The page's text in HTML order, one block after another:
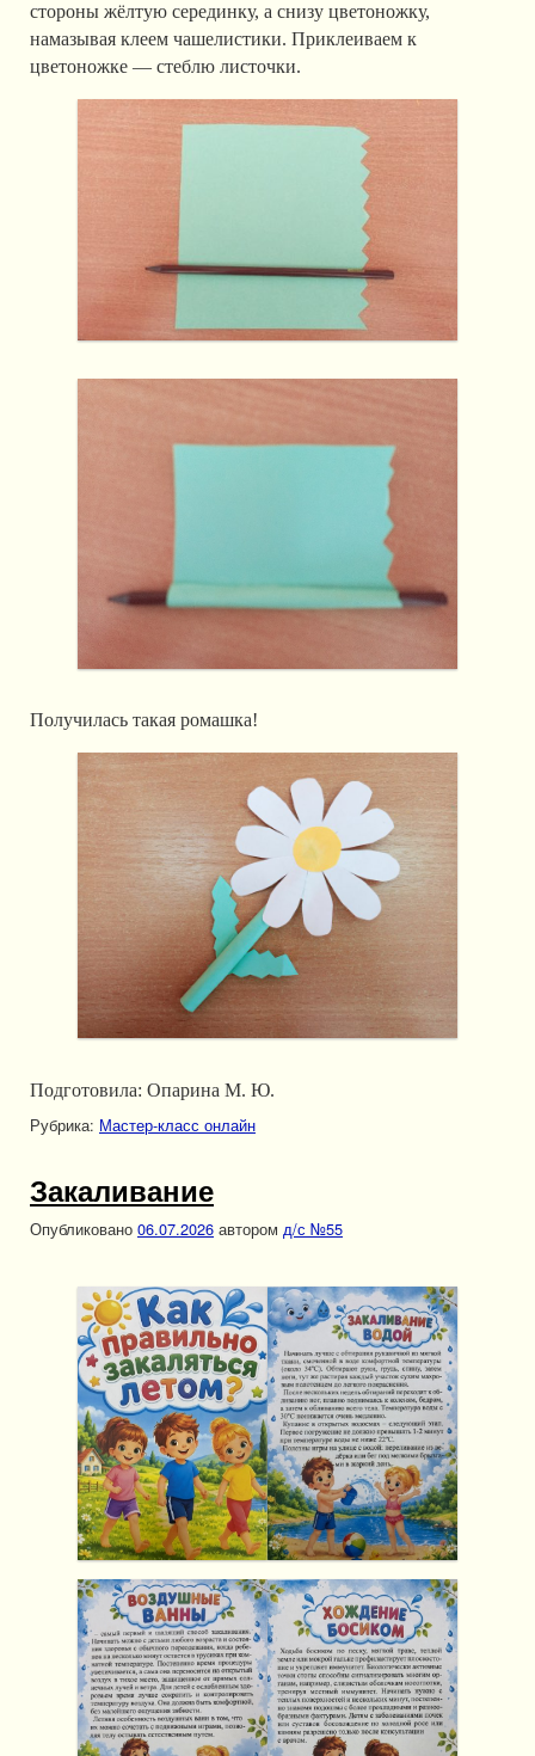
стороны жёлтую серединку, а снизу цветоножку,
намазывая клеем чашелистики. Приклеиваем к
цветоножке — стеблю листочки.
Получилась такая ромашка!
Подготовила: Опарина М. Ю.
Рубрика: Мастер-класс онлайн
Закаливание
Опубликовано 06.07.2026 автором д/с №55